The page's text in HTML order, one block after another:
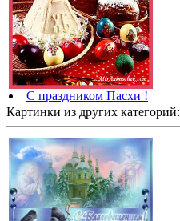
С праздником Пасхи !
Картинки из других категорий: